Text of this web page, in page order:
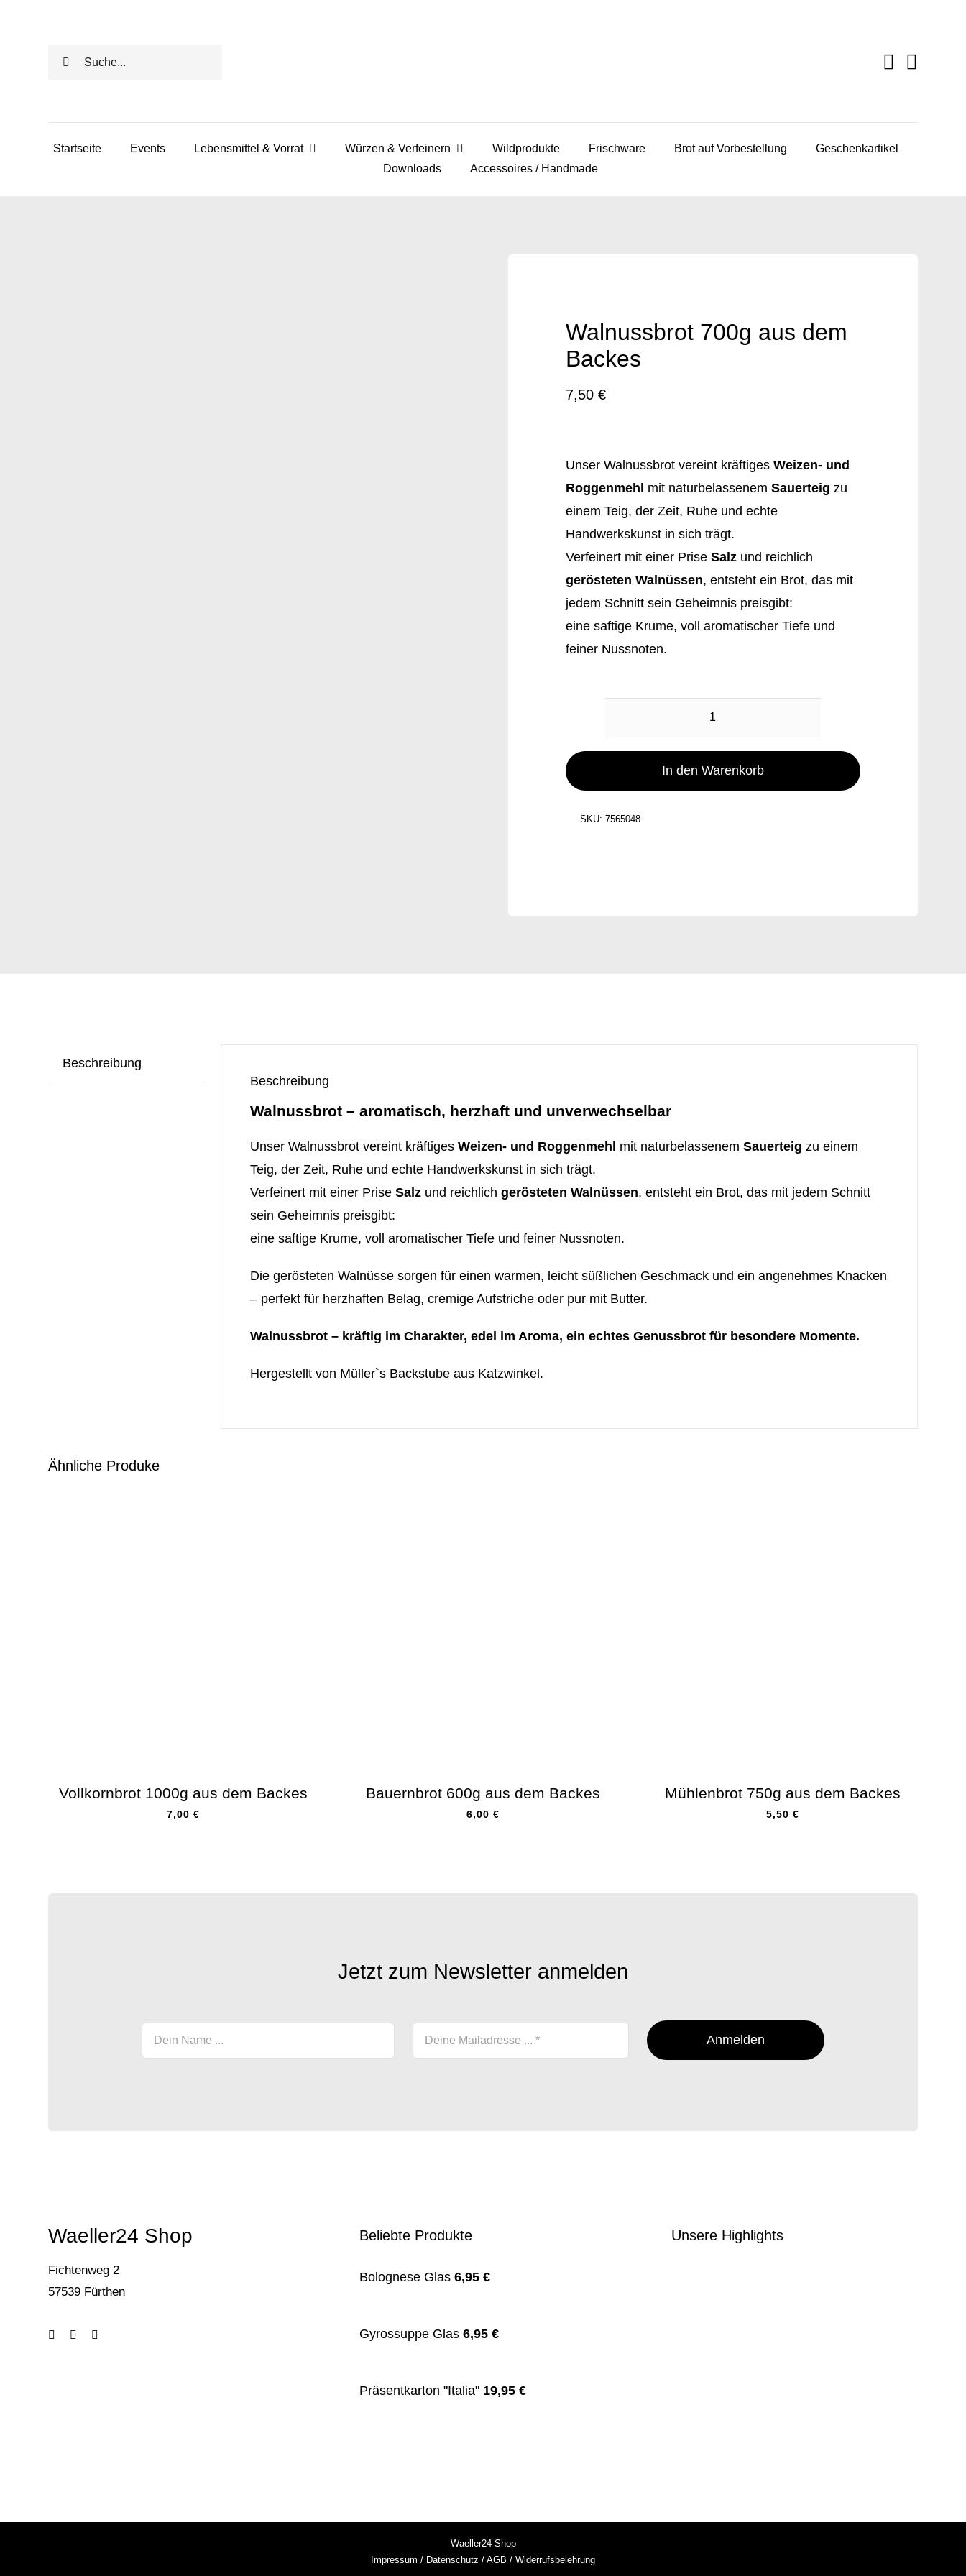
Search
Startseite Events Lebensmittel & Vorrat Würzen & Verfeinern Wildprodukte Frischware Brot auf Vorbestellung
Geschenkartikel
Downloads
Accessoires / Handmade
Walnussbrot 700g aus dem
Backes
7,50 €
Unser Walnussbrot vereint kräftiges Weizen- und
Roggenmehl mit naturbelassenem Sauerteig zu
einem Teig, der Zeit, Ruhe und echte
Handwerkskunst in sich trägt.
Verfeinert mit einer Prise Salz und reichlich
gerösteten Walnüssen, entsteht ein Brot, das mit
jedem Schnitt sein Geheimnis preisgibt:
eine saftige Krume, voll aromatischer Tiefe und
feiner Nussnoten.
aus
In den Warenkorb
SKU: 7565048
Beschreibung
Beschreibung
Walnussbrot – aromatisch, herzhaft und unverwechselbar
Unser Walnussbrot vereint kräftigesWeizen- und Roggenmehl mit naturbelassenemSauerteig zu einem
Teig, der Zeit, Ruhe und echte Handwerkskunst in sich trägt.
Verfeinert mit einer PriseSalz und reichlichgerösteten Walnüssen, entsteht ein Brot, das mit jedem Schnitt
sein Geheimnis preisgibt:
eine saftige Krume, voll aromatischer Tiefe und feiner Nussnoten.
Die gerösteten Walnüsse sorgen für einen warmen, leicht süßlichen Geschmack und ein angenehmes Knacken
– perfekt für herzhaften Belag, cremige Aufstriche oder pur mit Butter.
Walnussbrot – kräftig im Charakter, edel im Aroma, ein echtes Genussbrot für besondere Momente.
Hergestellt von Müller`s Backstube aus Katzwinkel.
Ähnliche Produke
Vollkornbrot 1000g aus dem Backes
7,00€
Bauernbrot 600g aus dem Backes
6,00 €
Mühlenbrot 750g aus dem Backes
5,50 €
Jetzt zum Newsletter anmelden
Anmelden
Waeller24 Shop
Fichtenweg 2
57539 Fürthen
Beliebte Produkte
Bolognese Glas 6,95€
Gyrossuppe Glas 6,95€
Präsentkarton "Italia" 19,95€
Unsere Highlights
Waeller24 Shop
Impressum / Datenschutz / AGB / Widerrufsbelehrung